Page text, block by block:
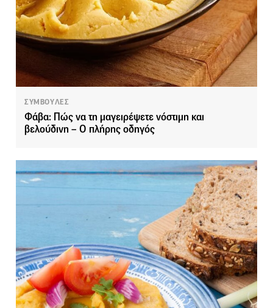
ΣΥΜΒΟΥΛΕΣ
Φάβα: Πώς να τη μαγειρέψετε νόστιμη και
βελούδινη – Ο πλήρης οδηγός